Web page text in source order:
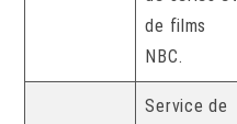
de films
NBC.
Service de